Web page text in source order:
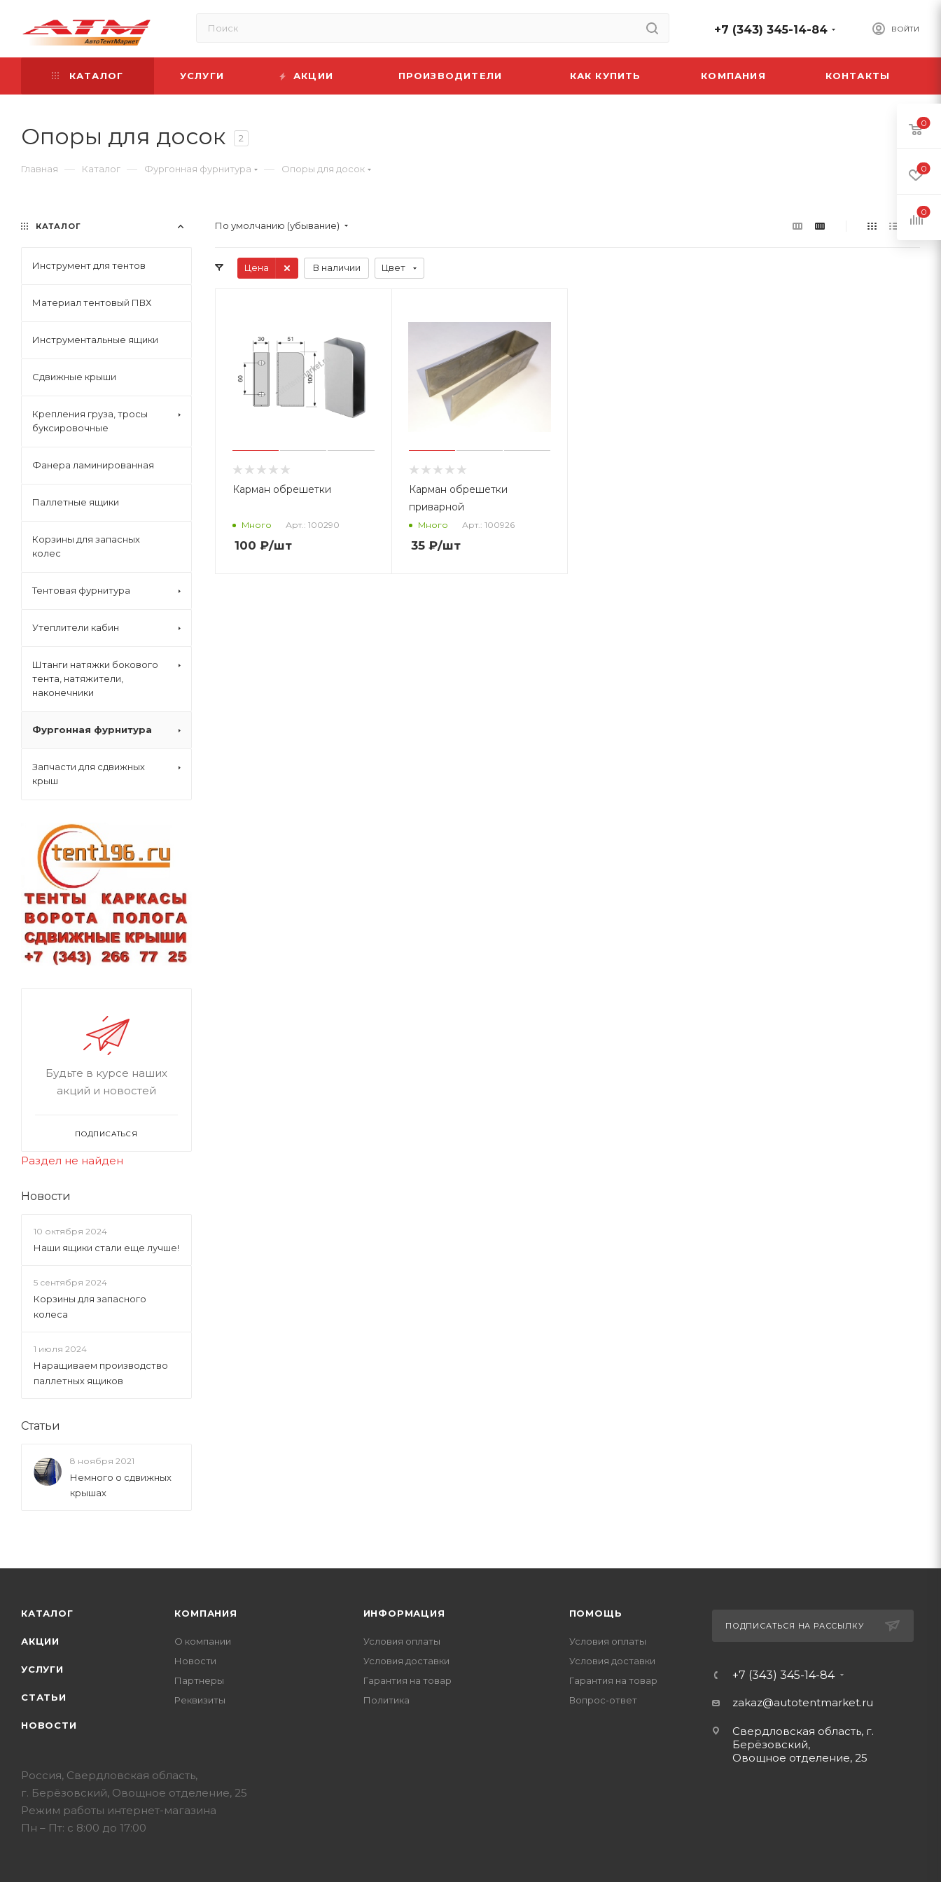
ВОЙТИ
+7 (343) 345-14-84
КАТАЛОГ УСЛУГИ АКЦИИ ПРОИЗВОДИТЕЛИ КАК КУПИТЬ КОМПАНИЯ КОНТАКТЫ
Опоры для досок 2
Главная — Каталог — Фургонная фурнитура — Опоры для досок
По умолчанию (убывание)
Цена В наличии Цвет
Карман обрешетки
Много Арт.: 100290
100 ₽/шт
Карман обрешетки
приварной
Много Арт.: 100926
35₽/шт
КАТАЛОГ
Инструмент для тентов
Материал тентовый ПВХ
Инструментальные ящики
Сдвижные крыши
Крепления груза, тросы
буксировочные
Фанера ламинированная
Паллетные ящики
Корзины для запасных
колес
Тентовая фурнитура
Утеплители кабин
Штанги натяжки бокового
тента, натяжители,
наконечники
Фургонная фурнитура
Запчасти для сдвижных
крыш
Будьте в курсе наших
акций и новостей
ПОДПИСАТЬСЯ
Раздел не найден
Новости
10 октября 2024
Наши ящики стали еще лучше!
5 сентября 2024
Корзины для запасного
колеса
1 июля 2024
Наращиваем производство
паллетных ящиков
Статьи
8 ноября 2021
Немного о сдвижных
крышах
КАТАЛОГ
АКЦИИ
УСЛУГИ
СТАТЬИ
НОВОСТИ
КОМПАНИЯ
О компании
Новости
Партнеры
Реквизиты
ИНФОРМАЦИЯ
Условия оплаты
Условия доставки
Гарантия на товар
Политика
ПОМОЩЬ
Условия оплаты
Условия доставки
Гарантия на товар
Вопрос-ответ
ПОДПИСАТЬСЯ НА РАССЫЛКУ
+7 (343) 345-14-84
zakaz@autotentmarket.ru
Свердловская область, г.
Берёзовский,
Овощное отделение, 25
Россия, Свердловская область,
г. Берёзовский, Овощное отделение, 25
Режим работы интернет-магазина
Пн – Пт: с 8:00 до 17:00
0
0
0